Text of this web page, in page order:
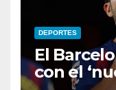
DEPORTES
El
con el